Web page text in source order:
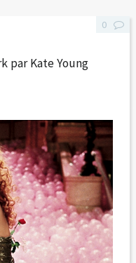
par Kate Young
0